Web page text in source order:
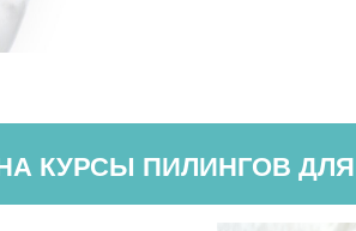
КУРСЫ ПИЛИНГОВ